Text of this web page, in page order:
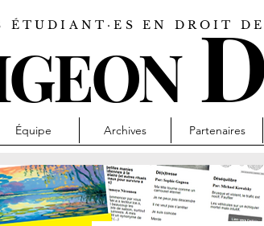
D
ÉTUDIANT·ES EN DROIT
Équipe Archives Partenaires